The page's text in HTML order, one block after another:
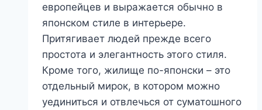
технологии
европейцев и выражается обычно в
японском стиле в интерьере.
Притягивает людей прежде всего
простота и элегантность этого стиля.
Кроме того, жилище по-японски – это
отдельный мирок, в котором можно
уединиться и отвлечься от суматошного